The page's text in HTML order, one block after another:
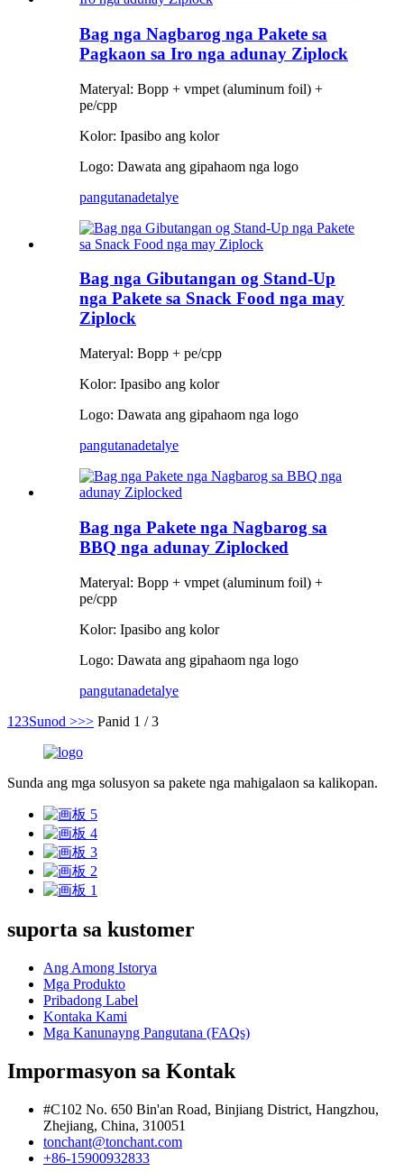
Bag nga Nagbarog nga Pakete sa
Pagkaon sa Iro nga adunay Ziplock
Materyal: Bopp + vmpet (aluminum foil) +
pe/cpp
Kolor: Ipasibo ang kolor
Logo: Dawata ang gipahaom nga logo
pangutanadetalye
Bag nga Gibutangan og Stand-Up
nga Pakete sa Snack Food nga may
Ziplock
Materyal: Bopp + pe/cpp
Kolor: Ipasibo ang kolor
Logo: Dawata ang gipahaom nga logo
pangutanadetalye
Bag nga Pakete nga Nagbarog sa
BBQ nga adunay Ziplocked
Materyal: Bopp + vmpet (aluminum foil) +
pe/cpp
Kolor: Ipasibo ang kolor
Logo: Dawata ang gipahaom nga logo
pangutanadetalye
1 23Sunod >>> Panid 1 / 3
Sunda ang mga solusyon sa pakete nga mahigalaon sa kalikopan.
suporta sa kustomer
Ang Among Istorya
Mga Produkto
Pribadong Label
Kontaka Kami
Mga Kanunayng Pangutana (FAQs)
Impormasyon sa Kontak
#C102 No. 650 Bin'an Road, Binjiang District, Hangzhou,
Zhejiang, China, 310051
tonchant@tonchant.com
+86-15900932833